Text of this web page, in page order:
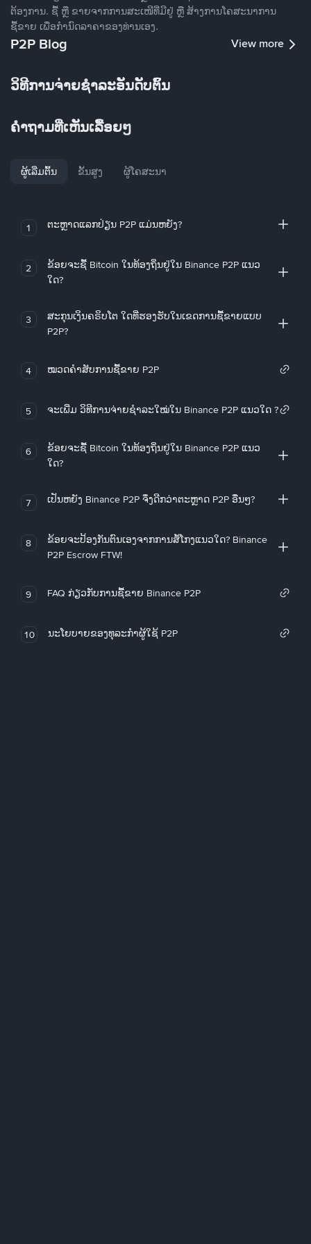
ຕ້ອງການ. ຊື້ ຫຼື ຂາຍຈາກການສະເໜີທີ່ມີຢູ່ ຫຼື ສ້າງການໂຄສະນາການ
ຊື້ຂາຍ ເພື່ອກໍານົດລາຄາຂອງທ່ານເອງ.
P2P Blog View more
ວິທີການຈ່າຍຊຳລະອັນດັບຕົ້ນ
ຄໍາຖາມທີ່ເຫັນເລື້ອຍໆ
ຜູ້ເລີ່ມຕົ້ນ ຂັ້ນສູງ ຜູ້ໂຄສະນາ
1 ຕະຫຼາດແລກປ່ຽນ P2P ແມ່ນຫຍັງ?
2
ຂ້ອຍຈະຊື້ Bitcoin ໃນທ້ອງຖິ່ນຢູ່ໃນ Binance P2P ແນວ
ໃດ?
3
ສະກຸນເງິນຄຣິບໂຕ ໃດທີ່ຮອງຮັບໃນເຂດການຊື້ຂາຍແບບ
P2P?
4 ໝວດຄໍາສັບການຊື້ຂາຍ P2P
5 ຈະເພີ່ມ ວິທີການຈ່າຍຊຳລະໃໝ່ໃນ Binance P2P ແນວໃດ ?
6
ຂ້ອຍຈະຊື້ Bitcoin ໃນທ້ອງຖິ່ນຢູ່ໃນ Binance P2P ແນວ
ໃດ?
7 ເປັນຫຍັງ Binance P2P ຈຶ່ງດີກວ່າຕະຫຼາດ P2P ອື່ນໆ?
8
ຂ້ອຍຈະປ້ອງກັນຕົນເອງຈາກການສໍ້ໂກງແນວໃດ? Binance
P2P Escrow FTW!
9 FAQ ກ່ຽວກັບການຊື້ຂາຍ Binance P2P
10 ນະໂຍບາຍຂອງທຸລະກໍາຜູ້ໃຊ້ P2P